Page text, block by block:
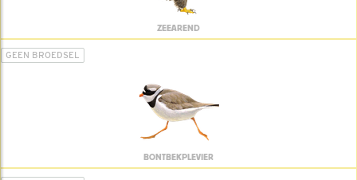
ZEEAREND
GEEN BROEDSEL
BONTBEKPLEVIER